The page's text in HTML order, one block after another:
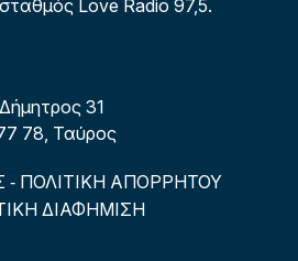
Love Radio 97,5.
Δήμητρος 31
78, Ταύρος
- ΠΟΛΙΤΙΚΗ ΑΠΟΡΡΗΤΟΥ
ΔΙΑΦΗΜΙΣΗ